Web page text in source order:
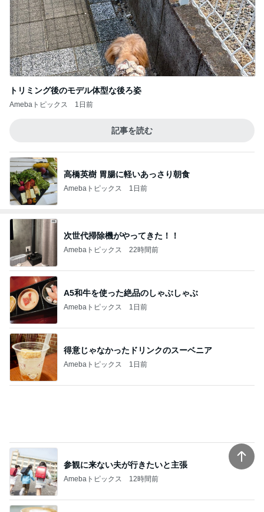
トリミング後のモデル体型な後ろ姿
Amebaトピックス 1日前
記事を読む
高橋英樹 胃腸に軽いあっさり朝食
Amebaトピックス 1日前
次世代掃除機がやってきた！！
Amebaトピックス 22時間前
A5和牛を使った絶品のしゃぶしゃぶ
Amebaトピックス 1日前
得意じゃなかったドリンクのスーベニア
Amebaトピックス 1日前
駅直結の人気店で初の全粒粉スコーン
Amebaトピックス 1日前